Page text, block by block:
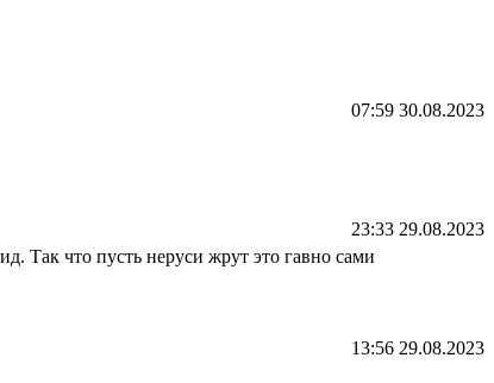
07:59 30.08.2023
23:33 29.08.2023
Так что пусть неруси жрут это гавно сами
13:56 29.08.2023